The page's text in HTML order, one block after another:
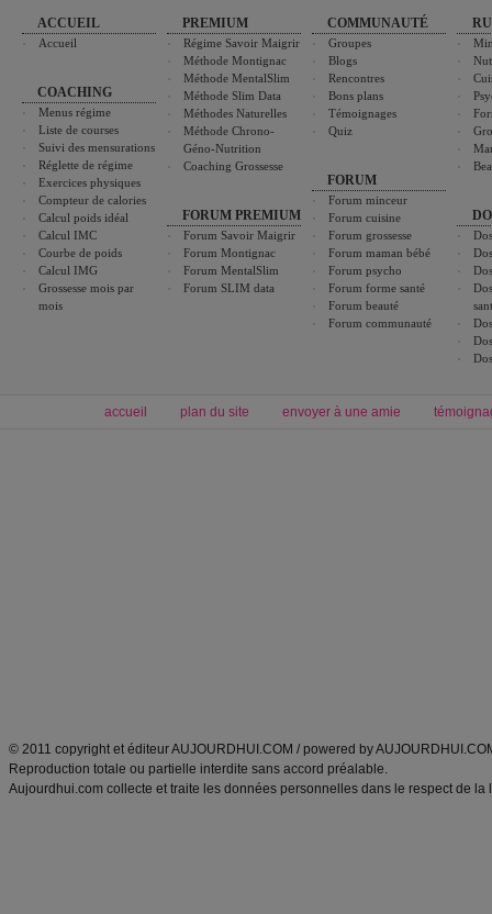
ACCUEIL
Accueil
COACHING
Menus régime
Liste de courses
Suivi des mensurations
Réglette de régime
Exercices physiques
Compteur de calories
Calcul poids idéal
Calcul IMC
Courbe de poids
Calcul IMG
Grossesse mois par
mois
PREMIUM
Régime Savoir Maigrir
Méthode Montignac
Méthode MentalSlim
Méthode Slim Data
Méthodes Naturelles
Méthode Chrono-
Géno-Nutrition
Coaching Grossesse
FORUM PREMIUM
Forum Savoir Maigrir
Forum Montignac
Forum MentalSlim
Forum SLIM data
COMMUNAUTÉ
Groupes
Blogs
Rencontres
Bons plans
Témoignages
Quiz
FORUM
Forum minceur
Forum cuisine
Forum grossesse
Forum maman bébé
Forum psycho
Forum forme santé
Forum beauté
Forum communauté
accueil plan du site envoyer à une amie
© 2011 copyright et éditeur AUJOURDHUI.COM / powered by
Reproduction totale ou partielle interdite sans accord préalable.
Aujourdhui.com collecte et traite les données personnelles dans le respect de